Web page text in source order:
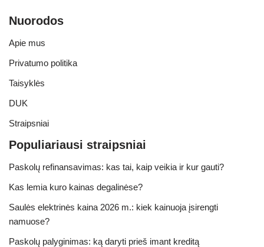
Nuorodos
Apie mus
Privatumo politika
Taisyklės
DUK
Straipsniai
Populiariausi straipsniai
Paskolų refinansavimas: kas tai, kaip veikia ir kur gauti?
Kas lemia kuro kainas degalinėse?
Saulės elektrinės kaina 2026 m.: kiek kainuoja įsirengti
namuose?
Paskolų palyginimas: ką daryti prieš imant kreditą